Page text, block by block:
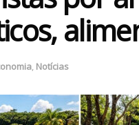
, Notícias